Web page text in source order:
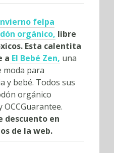
felpa
orgánico, libre
Esta calentita
a El Bebé Zen, una
moda para
y bebé. Todos sus
orgánico
OCCGuarantee.
descuento en
de la web.